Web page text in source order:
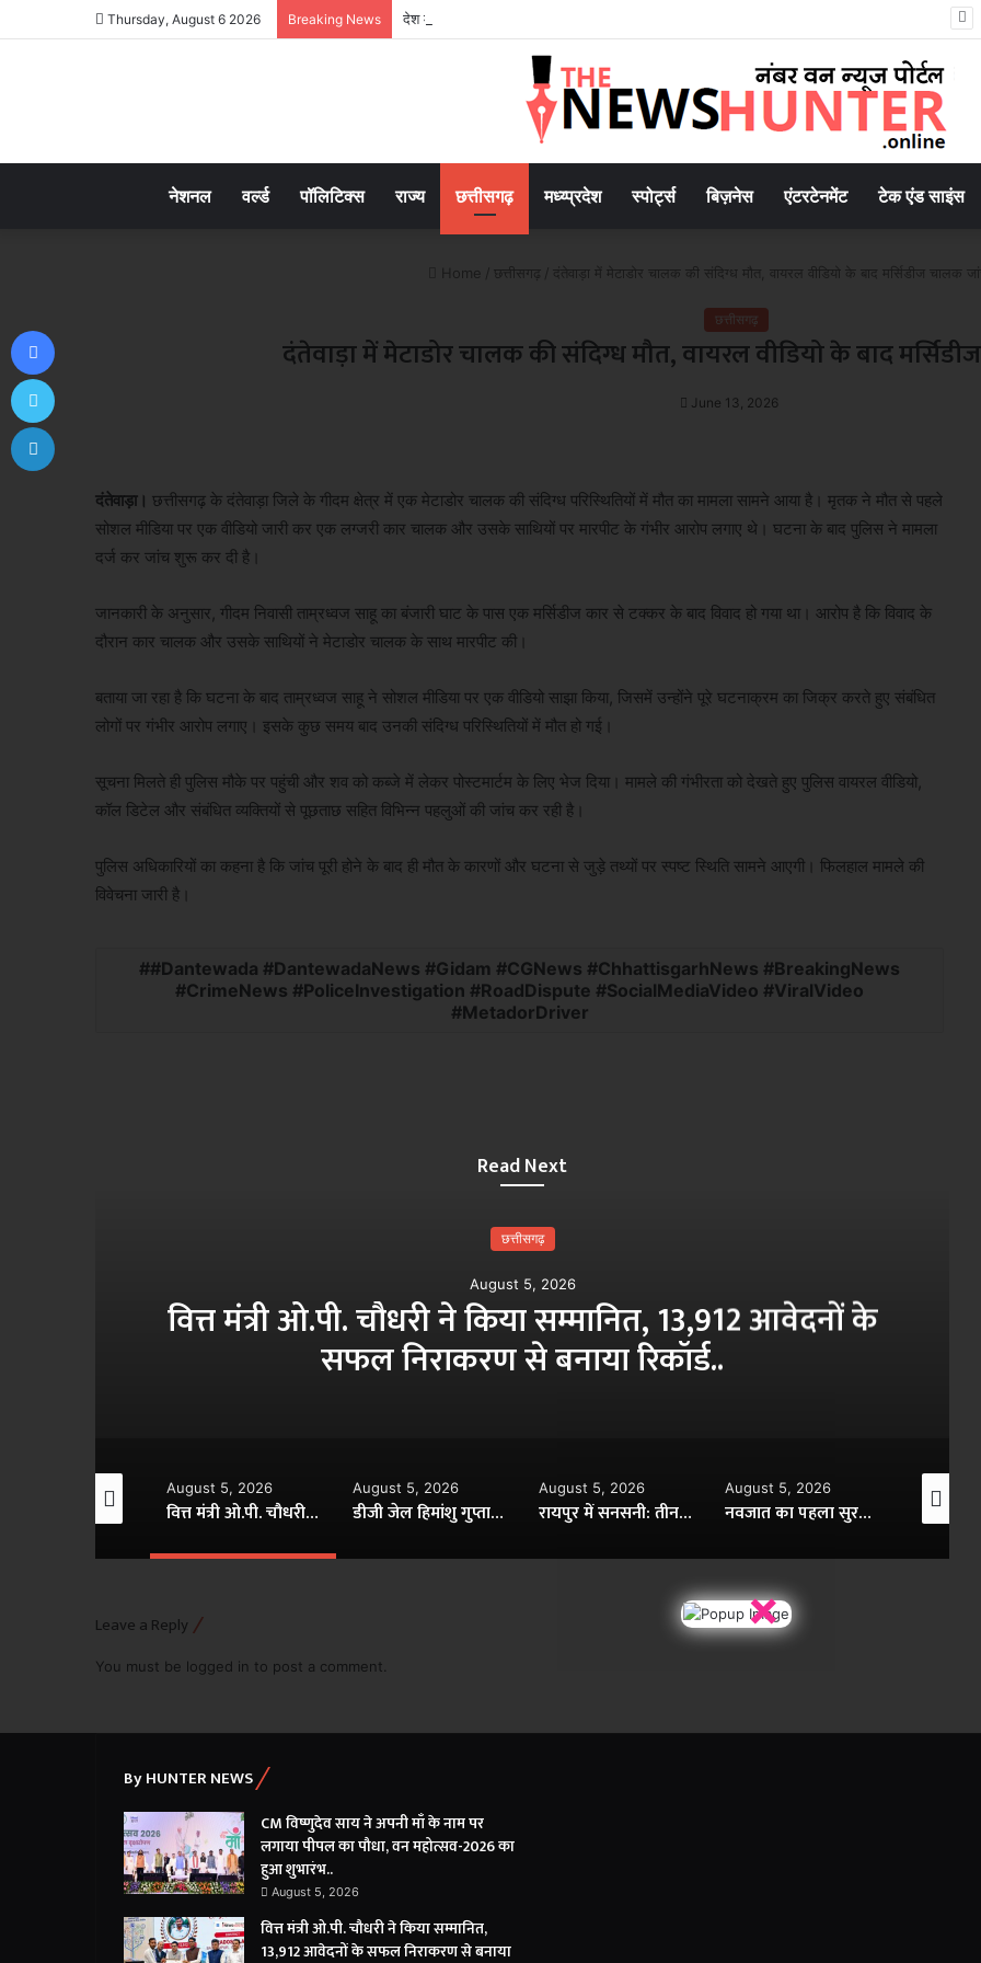
Thursday, August 6 2026 Breaking News देश में अव्वलः 38.8 मिलियन मीट्रिक टन दुग्ध उत्पादन के साथ उत्तर प्रदेश शीर्ष पर
नेशनल वर्ल्ड पॉलिटिक्स राज्य छत्तीसगढ़ मध्य्प्रदेश स्पोर्ट्स बिज़नेस एंटरटेनमेंट टेक एंड साइंस
Home / छत्तीसगढ़ / दंतेवाड़ा में मेटाडोर चालक की संदिग्ध मौत, वायरल वीडियो के बाद मर्सिडीज चालक
छत्तीसगढ़
दंतेवाड़ा में मेटाडोर चालक की संदिग्ध मौत, वायरल वीडियो के बाद
June 13, 2026
दंतेवाड़ा। छत्तीसगढ़ के दंतेवाड़ा जिले के गीदम क्षेत्र में एक मेटाडोर चालक की संदिग्ध परिस्थितियों में मौत का मामला सामने आया है। मृतक ने मौत से पहले
सोशल मीडिया पर एक वीडियो जारी कर एक लग्जरी कार चालक और उसके साथियों पर मारपीट के गंभीर आरोप लगाए थे। घटना के बाद पुलिस ने मामला
दर्ज कर जांच शुरू कर दी है।
जानकारी के अनुसार, गीदम निवासी ताम्रध्वज साहू का बंजारी घाट के पास एक मर्सिडीज कार से टक्कर के बाद विवाद हो गया था। आरोप है कि विवाद के
दौरान कार चालक और उसके साथियों ने मेटाडोर चालक के साथ मारपीट की।
बताया जा रहा है कि घटना के बाद ताम्रध्वज साहू ने सोशल मीडिया पर एक वीडियो साझा किया, जिसमें उन्होंने पूरे घटनाक्रम का जिक्र करते हुए संबंधित
लोगों पर गंभीर आरोप लगाए। इसके कुछ समय बाद उनकी संदिग्ध परिस्थितियों में मौत हो गई।
सूचना मिलते ही पुलिस मौके पर पहुंची और शव को कब्जे में लेकर पोस्टमार्टम के लिए भेज दिया। मामले की गंभीरता को देखते हुए पुलिस वायरल वीडियो,
कॉल डिटेल और संबंधित व्यक्तियों से पूछताछ सहित विभिन्न पहलुओं की जांच कर रही है।
पुलिस अधिकारियों का कहना है कि जांच पूरी होने के बाद ही मौत के कारणों और घटना से जुड़े तथ्यों पर स्पष्ट स्थिति सामने आएगी। फिलहाल मामले की
विवेचना जारी है।
#Dantewada #DantewadaNews #Gidam #CGNews #ChhattisgarhNews #BreakingNews
#CrimeNews #PoliceInvestigation #RoadDispute #SocialMediaVideo #ViralVideo
#MetadorDriver
Read Next
छत्तीसगढ़
August 5, 2026
वित्त मंत्री ओ.पी. चौधरी ने किया सम्मानित, 13,912 आवेदनों के
सफल निराकरण से बनाया रिकॉर्ड..
CM विष्णुदेव साय ने अपनी माँ के नाम पर लगाया पीपल का पौधा, वन महोत्सव-2026 का हुआ शुभारंभ..
August 5, 2026
वित्त मंत्री ओ.पी. चौधरी ने किया सम्मानित, 13,912 आवेदनों के सफल निराकरण से बनाया रिकॉर्ड..
August 5, 2026
डीजी जेल हिमांशु गुप्ता ने बिलासपुर केंद्रीय जेल का किया आकस्मिक निरीक्षण..
August 5, 2026
रायपुर में सनसनी: तीन साल पुराने प्रेम संबंध का दर्दनाक अंत..
August 5, 2026
नवजात का पहला सुरक्षा कवच- स्तनपान और इसका सामाजिक महत्व..
August 5,
Leave a Reply
You must be logged in to post a comment.
×
By HUNTER NEWS
CM विष्णुदेव साय ने अपनी माँ के नाम पर
लगाया पीपल का पौधा, वन महोत्सव-2026 का
हुआ शुभारंभ..
August 5, 2026
वित्त मंत्री ओ.पी. चौधरी ने किया सम्मानित,
13,912 आवेदनों के सफल निराकरण से बनाया